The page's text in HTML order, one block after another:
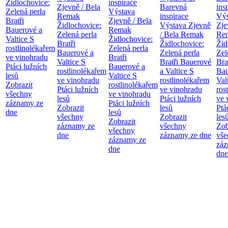
Židlochovice:
Zelená perla
Bratři
Bauerové a
Valtice S
rostlinolékařem
ve vinohradu
Ptáci lužních
lesů
Zobrazit
všechny
záznamy ze
dne
Zjevně / Bela
Remak
Židlochovice:
Zelená perla
Bratři
Bauerové a
Valtice S
rostlinolékařem
ve vinohradu
Ptáci lužních
lesů
Zobrazit
všechny
záznamy ze
dne
inspirace
Výstava
Zjevně / Bela
Remak
Židlochovice:
Zelená perla
Bratři
Bauerové a
Valtice S
rostlinolékařem
ve vinohradu
Ptáci lužních
lesů
Zobrazit
všechny
záznamy ze
dne
Barevná
inspirace
Výstava Zjevně
/ Bela Remak
Židlochovice:
Zelená perla
Bratři Bauerové
a Valtice S
rostlinolékařem
ve vinohradu
Ptáci lužních
lesů
Zobrazit
všechny
záznamy ze dne
ve
dne